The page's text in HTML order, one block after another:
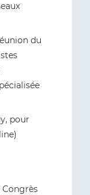
du
pour